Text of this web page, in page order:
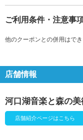
ご利用条件・注意事
他のクーポンとの併用はでき
店舗情報
河口湖音楽と森の美
店舗紹介ページはこちら